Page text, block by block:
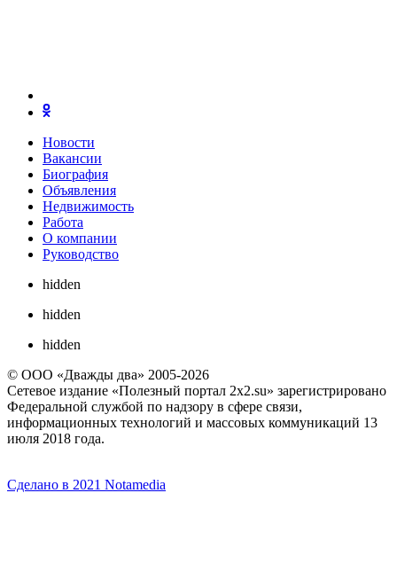
Новости
Вакансии
Биография
Объявления
Недвижимость
Работа
О компании
Руководство
hidden
hidden
hidden
© ООО «Дважды два» 2005-2026
Сетевое издание «Полезный портал 2x2.su» зарегистрировано
Федеральной службой по надзору в сфере связи,
информационных технологий и массовых коммуникаций 13
июля 2018 года.
Сделано в 2021 Notamedia